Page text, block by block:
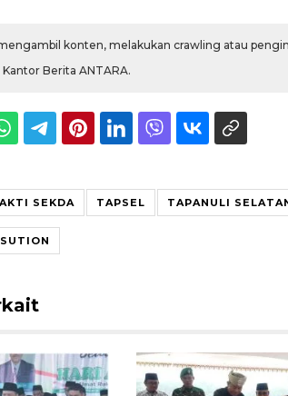
konten, melakukan crawling atau
Berita ANTARA.
SEKDA TAPSEL TAPANULI